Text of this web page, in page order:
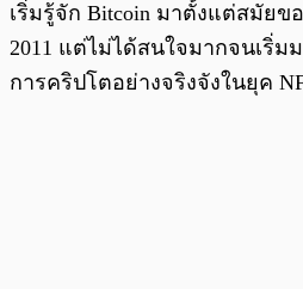
เริ่มรู้จัก Bitcoin มาตั้งแต่สมัยขอ
2011 แต่ไม่ได้สนใจมากจนเริ่ม
การคริปโตอย่างจริงจังในยุค